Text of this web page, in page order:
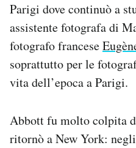
Area Personale
Newsletter
Notifiche mobile
Regala il Post
Parigi dove continuò a
assistente fotografa di
fotografo francese
soprattutto per le
vita dell’epoca a Parigi.
Abbott fu molto colpita
ritornò a New York: